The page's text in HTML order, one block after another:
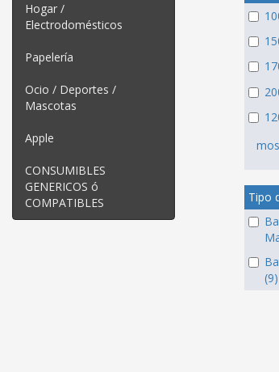
Hogar /
Electrodomésticos
Papelería
Ocio / Deportes /
Mascotas
Apple
CONSUMIBLES
GENERICOS ó
COMPATIBLES
Tipo
(9)